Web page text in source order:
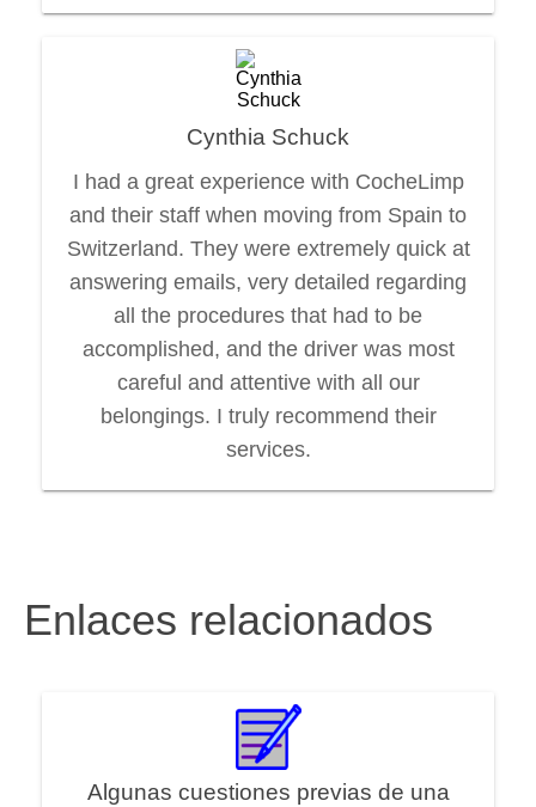
Cynthia Schuck
I had a great experience with CocheLimp
and their staff when moving from Spain to
Switzerland. They were extremely quick at
answering emails, very detailed regarding
all the procedures that had to be
accomplished, and the driver was most
careful and attentive with all our
belongings. I truly recommend their
services.
Enlaces relacionados
Algunas cuestiones previas de una